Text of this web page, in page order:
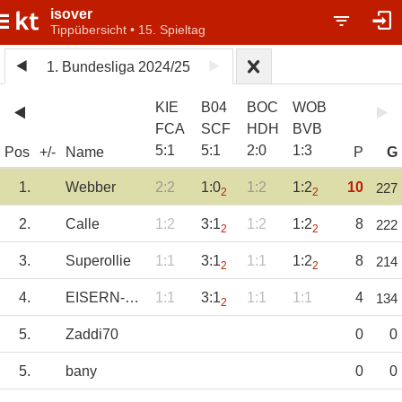
isover
Tippübersicht • 15. Spieltag
1. Bundesliga 2024/25
Pos +/- Name
KIE
FCA
5:1
B04
SCF
5:1
BOC
HDH
2:0
WOB
BVB
1:3 P G
1. Webber 2:2 1:02 1:2 1:22 10 227
2. Calle 1:2 3:12 1:2 1:22 8 222
3. Superollie 1:1 3:12 1:1 1:22 8 214
4. EISERN-UNION 1:1 3:12 1:1 1:1 4 134
5. Zaddi70 0 0
5. bany 0 0